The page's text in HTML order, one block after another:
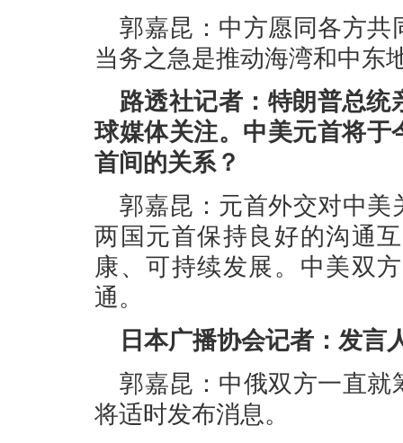
郭嘉昆：中方愿同各方共
当务之急是推动海湾和中东
路透社记者：特朗普总统
球媒体关注。中美元首将
首间的关系？
郭嘉昆：元首外交对中美
两国元首保持良好的沟通
康、可持续发展。中美双
通。
日本广播协会记者：发言
郭嘉昆：中俄双方一直就
将适时发布消息。